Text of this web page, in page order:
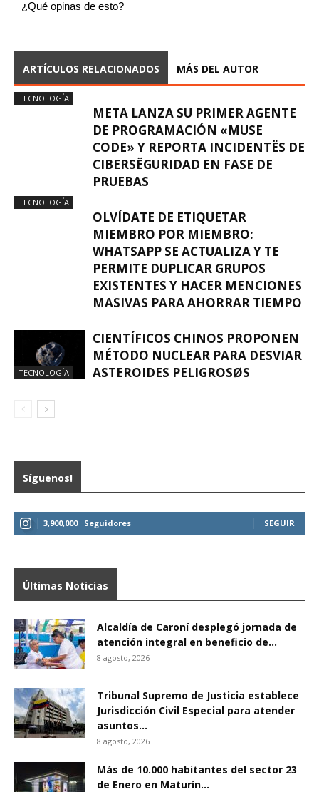
¿Qué opinas de esto?
ARTÍCULOS RELACIONADOS MÁS DEL AUTOR
TECNOLOGÍA
META LANZA SU PRIMER AGENTE
DE PROGRAMACIÓN «MUSE
CODE» Y REPORTA INCIDENTËS DE
CIBERSËGURIDAD EN FASE DE
PRUEBAS
TECNOLOGÍA
OLVÍDATE DE ETIQUETAR
MIEMBRO POR MIEMBRO:
WHATSAPP SE ACTUALIZA Y TE
PERMITE DUPLICAR GRUPOS
EXISTENTES Y HACER MENCIONES
MASIVAS PARA AHORRAR TIEMPO
TECNOLOGÍA
CIENTÍFICOS CHINOS PROPONEN
MÉTODO NUCLEAR PARA DESVIAR
ASTEROIDES PELIGROSØS
Síguenos!
3,900,000 Seguidores SEGUIR
Últimas Noticias
Alcaldía de Caroní desplegó jornada de
atención integral en beneficio de...
8 agosto, 2026
Tribunal Supremo de Justicia establece
Jurisdicción Civil Especial para atender
asuntos...
8 agosto, 2026
Más de 10.000 habitantes del sector 23
de Enero en Maturín...